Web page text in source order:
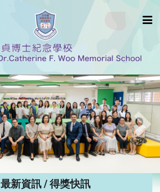
Next
最新資訊 / 得獎快訊